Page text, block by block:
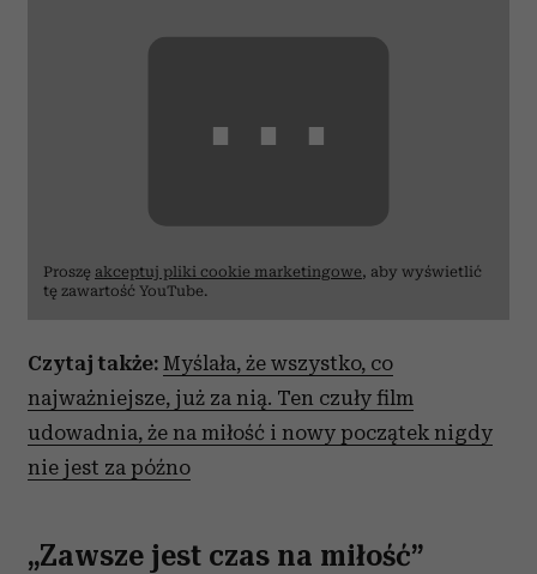
⋯
Proszę akceptuj pliki cookie marketingowe, aby wyświetlić
tę zawartość YouTube.
Czytaj także: Myślała, że wszystko, co
najważniejsze, już za nią. Ten czuły film
udowadnia, że na miłość i nowy początek nigdy
nie jest za późno
„Zawsze jest czas na miłość”